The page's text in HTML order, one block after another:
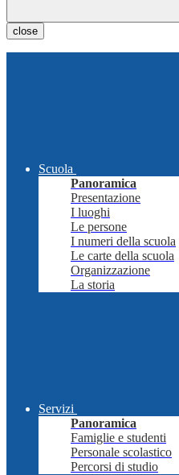
close
Scuola
Panoramica
Presentazione
I luoghi
Le persone
I numeri della scuola
Le carte della scuola
Organizzazione
La storia
Servizi
Panoramica
Famiglie e studenti
Personale scolastico
Percorsi di studio